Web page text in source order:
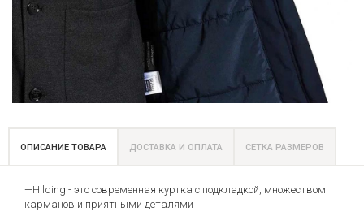
ОПИСАНИЕ ТОВАРА ДОСТАВКА И ОПЛАТА СЕТКА РАЗМЕРОВ
—Hilding - это современная куртка с подкладкой, множеством
карманов и приятными деталями